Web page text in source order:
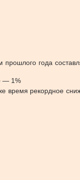
года
— 1%
время рекордное